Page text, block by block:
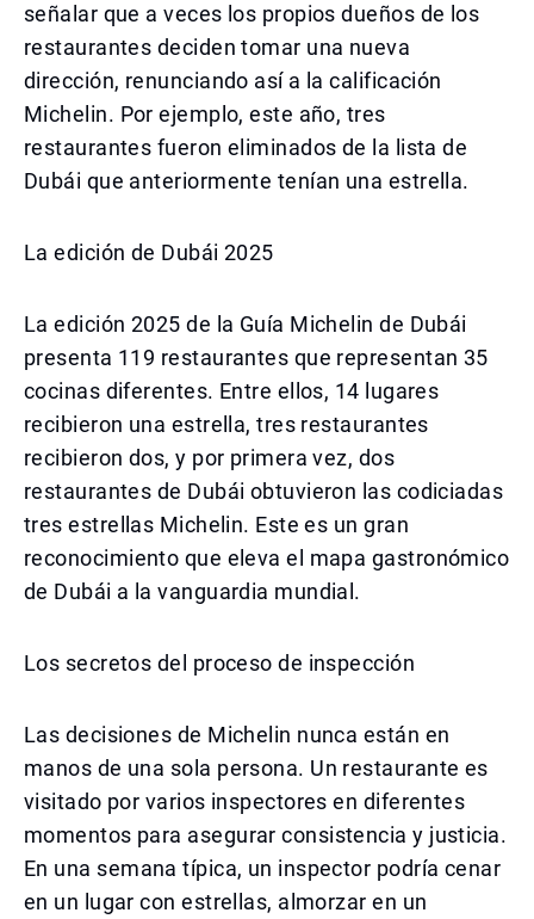
señalar que a veces los propios dueños de los
restaurantes deciden tomar una nueva
dirección, renunciando así a la calificación
Michelin. Por ejemplo, este año, tres
restaurantes fueron eliminados de la lista de
Dubái que anteriormente tenían una estrella.
La edición de Dubái 2025
La edición 2025 de la Guía Michelin de Dubái
presenta 119 restaurantes que representan 35
cocinas diferentes. Entre ellos, 14 lugares
recibieron una estrella, tres restaurantes
recibieron dos, y por primera vez, dos
restaurantes de Dubái obtuvieron las codiciadas
tres estrellas Michelin. Este es un gran
reconocimiento que eleva el mapa gastronómico
de Dubái a la vanguardia mundial.
Los secretos del proceso de inspección
Las decisiones de Michelin nunca están en
manos de una sola persona. Un restaurante es
visitado por varios inspectores en diferentes
momentos para asegurar consistencia y justicia.
En una semana típica, un inspector podría cenar
en un lugar con estrellas, almorzar en un